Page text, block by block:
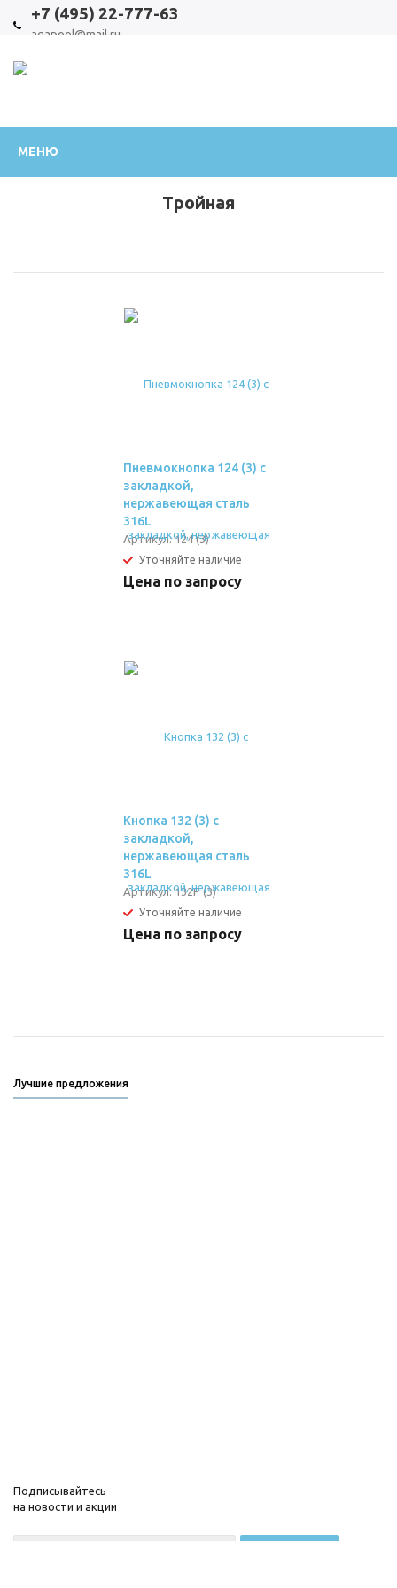
+7 (495) 22-777-63
aqapool@mail.ru
МЕНЮ
магазин
Тройная
Пневмокнопка 124 (3) с
закладкой,
нержавеющая сталь
316L
Артикул: 124 (3)
Уточняйте наличие
Цена по запросу
Кнопка 132 (3) с
закладкой,
нержавеющая сталь
316L
Артикул: 132P (3)
Уточняйте наличие
Цена по запросу
Лучшие предложения
Подписывайтесь
на новости и акции